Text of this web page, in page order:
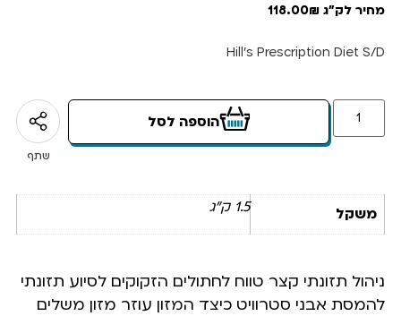
מחיר לק"ג 118.00₪
Hill’s Prescription Diet S/D
הוספה לסל
שתף
משקל 1.5 ק"ג
ניהול תזונתי קצר טווח לחתולים הזקוקים לסיוע תזונתי
להמסת אבני סטרוויט כיצד המזון עוזר מזון משלים